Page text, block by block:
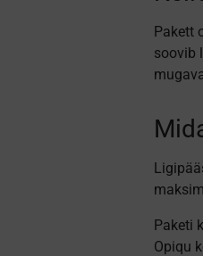
Pakett
soovib
Paketi
Opiqu